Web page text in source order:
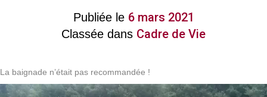
Publiée le 6 mars 2021
Classée dans Cadre de Vie
La baignade n’était pas recommandée !